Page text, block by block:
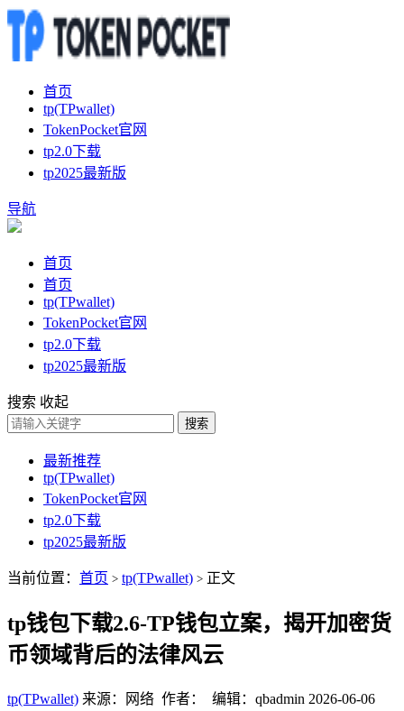
首页
tp(TPwallet)
TokenPocket官网
tp2.0下载
tp2025最新版
导航
首页
首页
tp(TPwallet)
TokenPocket官网
tp2.0下载
tp2025最新版
搜索 收起
搜索
最新推荐
tp(TPwallet)
TokenPocket官网
tp2.0下载
tp2025最新版
当前位置： 首页 > tp(TPwallet) > 正文
tp钱包下载2.6-TP钱包立案，揭开加密货
币领域背后的法律风云
tp(TPwallet) 来源：网络 作者： 编辑：qbadmin 2026-06-06